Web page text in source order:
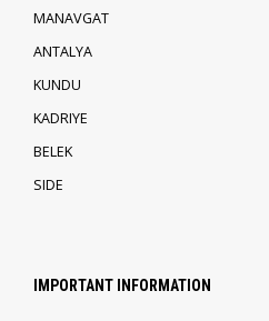
MANAVGAT
ANTALYA
KUNDU
KADRIYE
BELEK
SIDE
IMPORTANT INFORMATION